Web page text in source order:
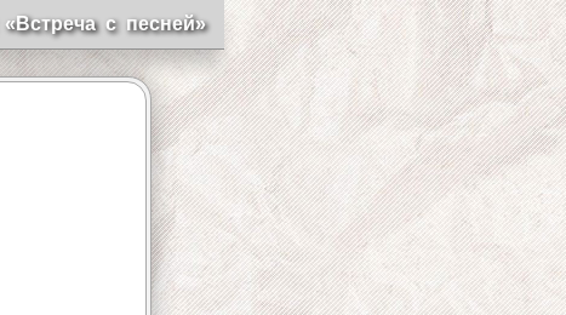
с песней»